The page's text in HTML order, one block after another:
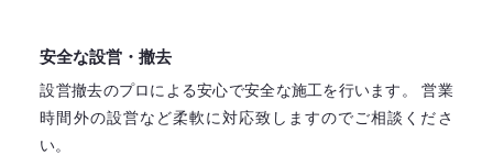
安全な設営・撤去
設営撤去のプロによる安心で安全な施工を行います。
営業
時間外の設営など柔軟に対応致しますのでご相談くださ
い。